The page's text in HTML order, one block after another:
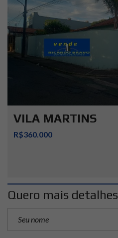
VILA MARTINS
R$360.000
Quero mais detalhes